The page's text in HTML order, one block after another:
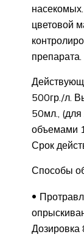
цветовой
препарата.
500гр./л.
50мл., (для
объемами
Срок
Способы
Дозировка